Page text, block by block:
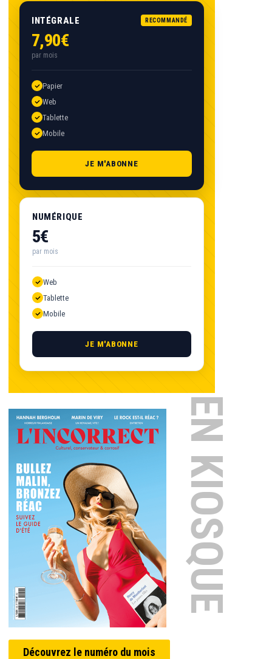
INTÉGRALE RECOMMANDÉ
7,90€
par mois
Papier
Web
Tablette
Mobile
JE M'ABONNE
NUMÉRIQUE
5€
par mois
Web
Tablette
Mobile
JE M'ABONNE
EN KIOSQUE
Découvrez le numéro du mois